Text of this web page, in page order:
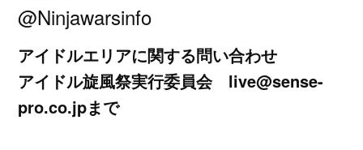
@Ninjawarsinfo
アイドルエリアに関する問い合わせ
アイドル旋風祭実行委員会 live@sense-
pro.co.jpまで